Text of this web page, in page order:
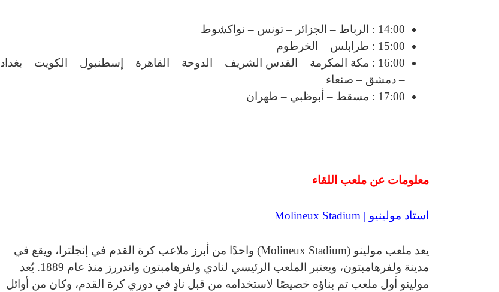
14:00 : الرباط – الجزائر – تونس – نواكشوط
15:00 : طرابلس – الخرطوم
16:00 : مكة المكرمة – القدس الشريف – الدوحة – القاهرة – إسطنبول – الكويت – بغداد
– دمشق – صنعاء
17:00 : مسقط – أبوظبي – طهران
معلومات عن ملعب اللقاء
استاد مولينيو | Molineux Stadium
يعد ملعب مولينو (Molineux Stadium) واحدًا من أبرز ملاعب كرة القدم في إنجلترا، ويقع في
مدينة ولفرهامبتون، ويعتبر الملعب الرئيسي لنادي ولفرهامبتون واندررز منذ عام 1889. يُعد
مولينو أول ملعب تم بناؤه خصيصًا لاستخدامه من قبل نادٍ في دوري كرة القدم، وكان من أوائل